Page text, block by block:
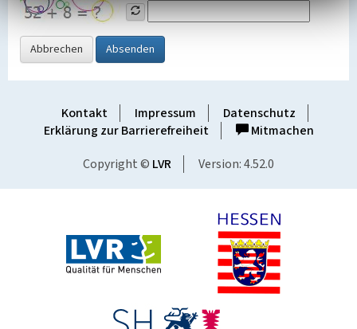
Abbrechen Absenden
Kontakt Impressum
Datenschutz
Erklärung zur Barrierefreiheit
Mitmachen
Copyright © LVR Version: 4.52.0